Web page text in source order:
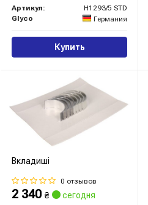
Артикул:
H1293/5 STD
Glyco
Германия
Купить
Вкладиші
0 отзывов
2 340 ₴ сегодня